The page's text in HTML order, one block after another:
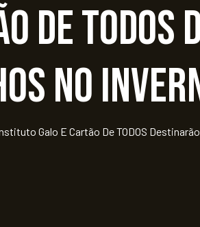
no
Galo E Cartão De TODOS